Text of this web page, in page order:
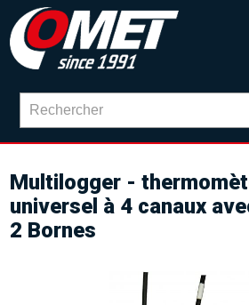
Multilogger -
universel à 4 canaux
2 Bornes